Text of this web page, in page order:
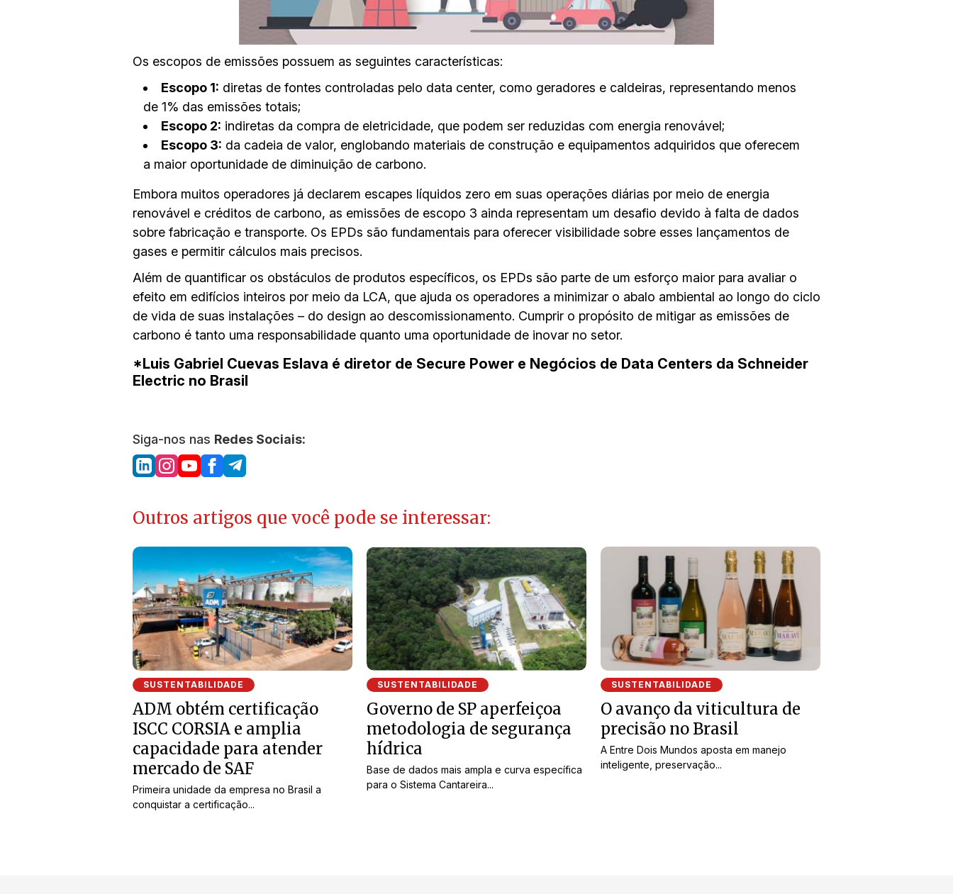
Os escopos de emissões possuem as seguintes características:
Escopo 1: diretas de fontes controladas pelo data center, como geradores e caldeiras, representando menos
de 1% das emissões totais;
Escopo 2: indiretas da compra de eletricidade, que podem ser reduzidas com energia renovável;
Escopo 3: da cadeia de valor, englobando materiais de construção e equipamentos adquiridos que oferecem
a maior oportunidade de diminuição de carbono.
Embora muitos operadores já declarem escapes líquidos zero em suas operações diárias por meio de energia
renovável e créditos de carbono, as emissões de escopo 3 ainda representam um desafio devido à falta de dados
sobre fabricação e transporte. Os EPDs são fundamentais para oferecer visibilidade sobre esses lançamentos de
gases e permitir cálculos mais precisos.
Além de quantificar os obstáculos de produtos específicos, os EPDs são parte de um esforço maior para avaliar o
efeito em edifícios inteiros por meio da LCA, que ajuda os operadores a minimizar o abalo ambiental ao longo do ciclo
de vida de suas instalações – do design ao descomissionamento. Cumprir o propósito de mitigar as emissões de
carbono é tanto uma responsabilidade quanto uma oportunidade de inovar no setor.
*Luis Gabriel Cuevas Eslava é diretor de Secure Power e Negócios de Data Centers da Schneider
Electric no Brasil
Siga-nos nas Redes Sociais:
Outros artigos que você pode se interessar:
SUSTENTABILIDADE
ADM obtém certificação
ISCC CORSIA e amplia
capacidade para atender
mercado de SAF
Primeira unidade da empresa no Brasil a
conquistar a certificação...
SUSTENTABILIDADE
Governo de SP aperfeiçoa
metodologia de segurança
hídrica
Base de dados mais ampla e curva específica
para o Sistema Cantareira...
SUSTENTABILIDADE
O avanço da viticultura de
precisão no Brasil
A Entre Dois Mundos aposta em manejo
inteligente, preservação...